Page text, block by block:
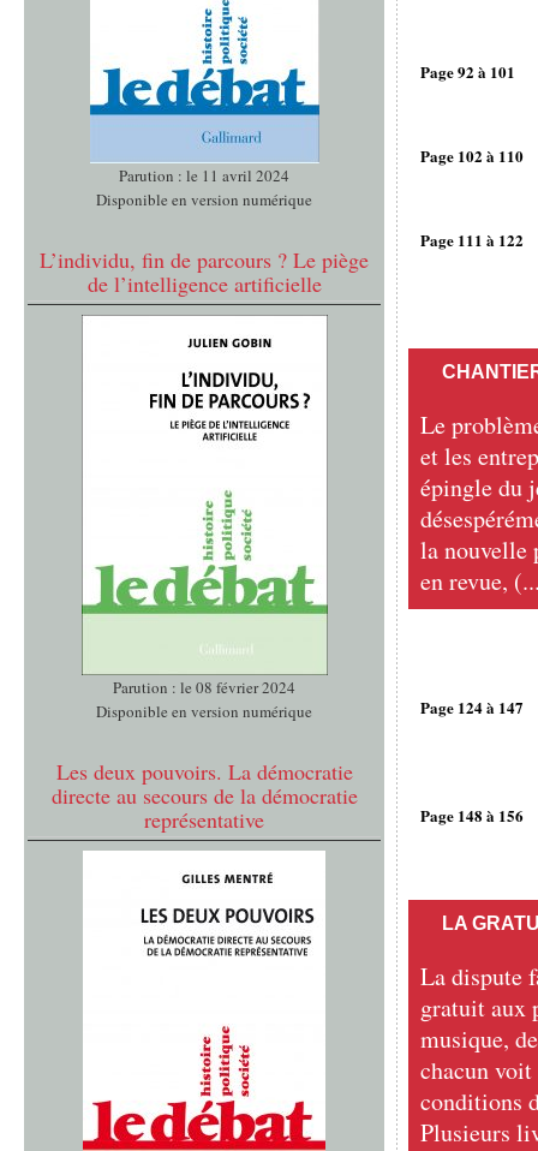
Parution : le 11 avril 2024
Disponible en version numérique
L’individu, fin de parcours ? Le piège
de l’intelligence artificielle
Parution : le 08 février 2024
Disponible en version numérique
Les deux pouvoirs. La démocratie
directe au secours de la démocratie
représentative
Page 92 à 101
Page 102 à 110
Page 111 à 122
Le
et les
épingle du
la nouvelle
en revue,
Page 124 à 147
Page 148 à 156
LA
La dispute
gratuit aux
musique,
chacun voit
conditions
Plusieurs